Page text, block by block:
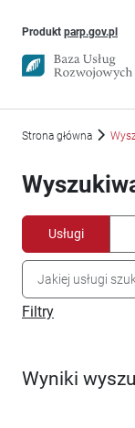
Produkt parp.gov.pl
Strona główna
Usługi
Filtry
Wyniki